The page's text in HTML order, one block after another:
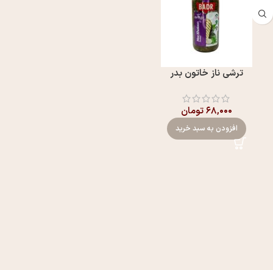
ترشی ناز خاتون بدر
۶۸,۰۰۰تومان
افزودن به سبد خرید